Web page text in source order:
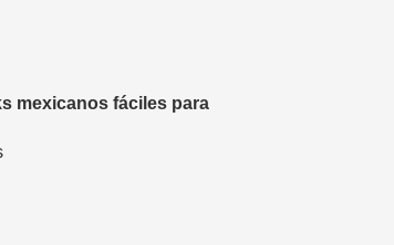
mexicanos fáciles para